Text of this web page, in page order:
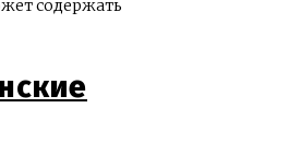
содержать